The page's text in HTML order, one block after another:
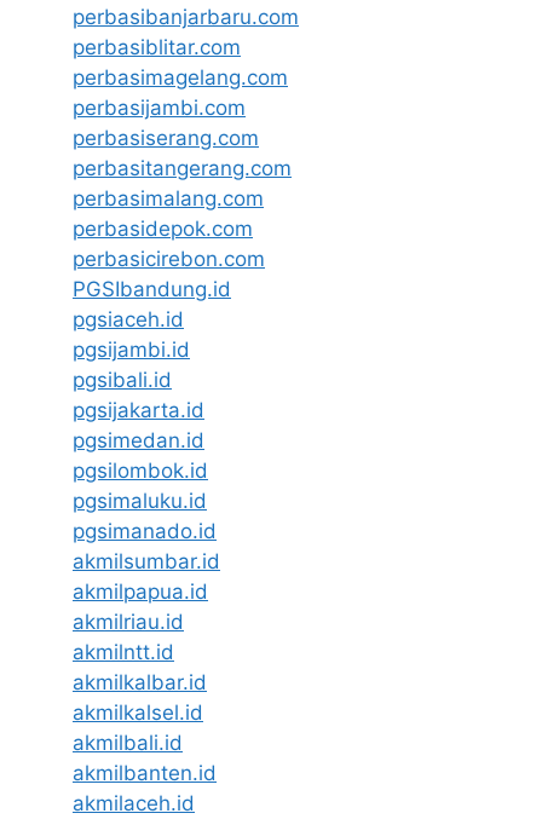
perbasibanjarbaru.com
perbasiblitar.com
perbasimagelang.com
perbasijambi.com
perbasiserang.com
perbasitangerang.com
perbasimalang.com
perbasidepok.com
perbasicirebon.com
PGSIbandung.id
pgsiaceh.id
pgsijambi.id
pgsibali.id
pgsijakarta.id
pgsimedan.id
pgsilombok.id
pgsimaluku.id
pgsimanado.id
akmilsumbar.id
akmilpapua.id
akmilriau.id
akmilntt.id
akmilkalbar.id
akmilkalsel.id
akmilbali.id
akmilbanten.id
akmilaceh.id